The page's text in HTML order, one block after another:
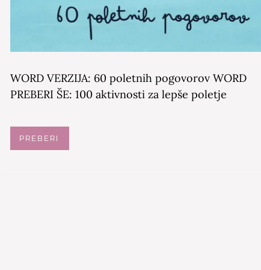
WORD VERZIJA: 60 poletnih pogovorov WORD
PREBERI ŠE: 100 aktivnosti za lepše poletje
PREBERI